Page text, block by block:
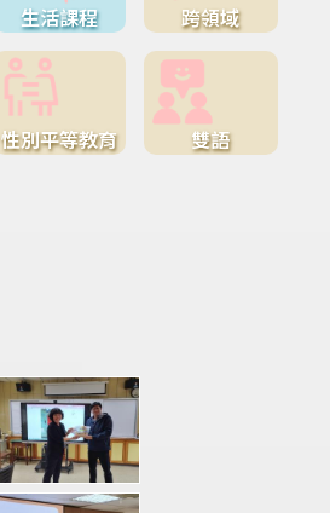
生活課程 跨領域
性別平等教育 雙語